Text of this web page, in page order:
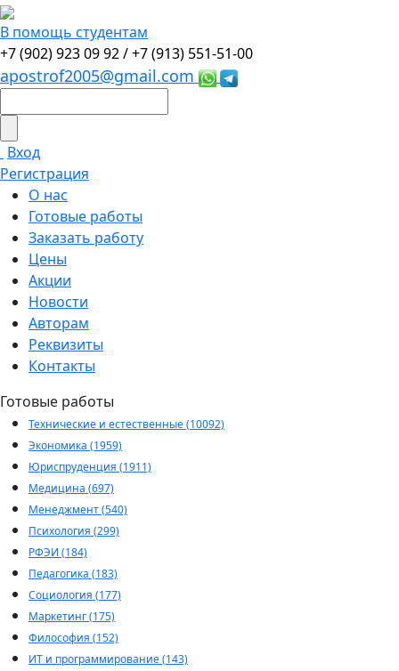
В помощь студентам
+7 (902) 923 09 92 /+7 (913) 551-51-00
apostrof2005@gmail.com
Вход
Регистрация
О нас
Готовые работы
Заказать работу
Цены
Акции
Новости
Авторам
Реквизиты
Контакты
Готовые работы
Технические и естественные (10092)
Экономика (1959)
Юриспруденция (1911)
Медицина (697)
Менеджмент (540)
Психология (299)
РФЭИ (184)
Педагогика (183)
Социология (177)
Маркетинг (175)
Философия (152)
ИТ и программирование (143)